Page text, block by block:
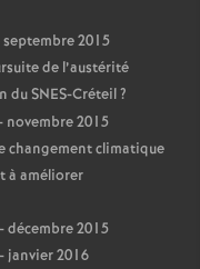
2015
de l’austérité
duSNES-Créteil?
novembre 2015
changement climatique
à améliorer
décembre 2015
janvier 2016